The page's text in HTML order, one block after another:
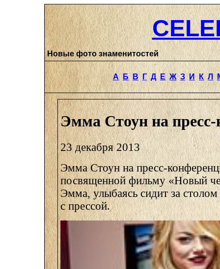
Новые фото знаменитостей
А Б В Г Д Е Ж З И К Л
Эмма Стоун на
23 декабря 2013
Эмма Стоун на пресс-
посвященной фильму «Новый
Эмма, улыбаясь сидит за
с прессой.